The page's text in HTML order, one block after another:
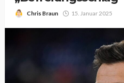
Chris Braun 15. Januar 2025